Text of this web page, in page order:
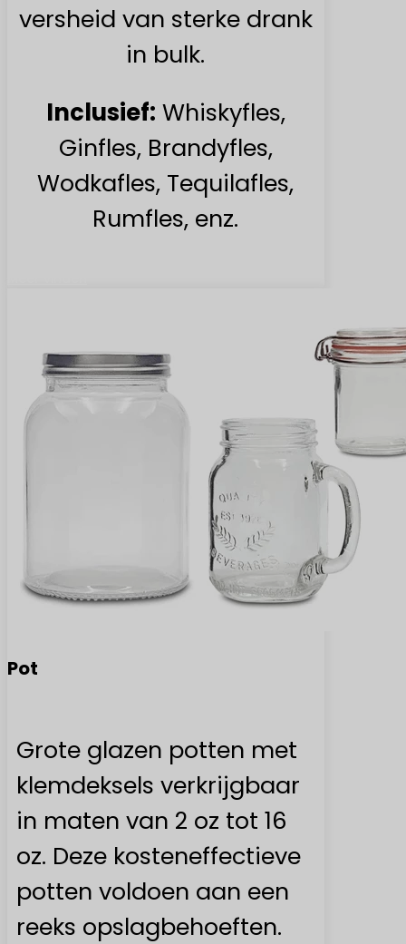
versheid van sterke drank
in bulk.
Inclusief: Whiskyfles,
Ginfles, Brandyfles,
Wodkafles, Tequilafles,
Rumfles, enz.
Pot
Grote glazen potten met
klemdeksels verkrijgbaar
in maten van 2 oz tot 16
oz. Deze kosteneffectieve
potten voldoen aan een
reeks opslagbehoeften.